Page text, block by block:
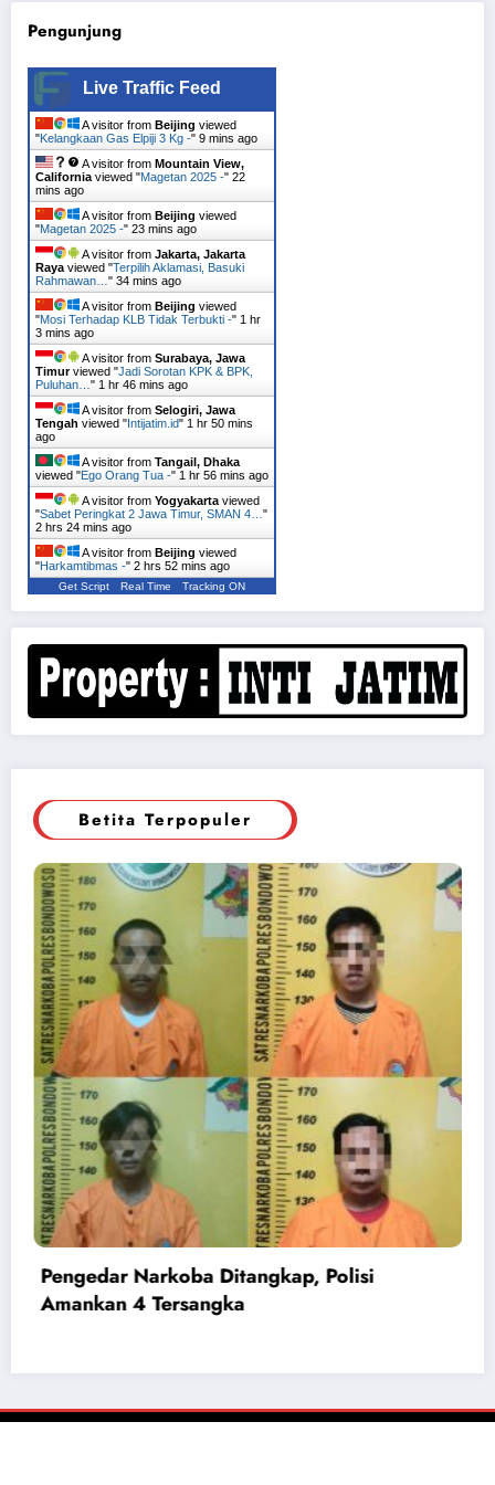
Pengunjung
Live Traffic Feed
A visitor from Beijing viewed
"Kelangkaan Gas Elpiji 3 Kg -" 9 mins ago
A visitor from Mountain View,
Californiaviewed "Magetan 2025 -" 22
mins ago
A visitor from Beijing viewed
"Magetan 2025 -" 23 mins ago
A visitor from Jakarta, Jakarta
Rayaviewed "Terpilih Aklamasi, Basuki
Rahmawan…" 34 mins ago
A visitor from Beijing viewed
"Mosi Terhadap KLB Tidak Terbukti -" 1 hr
3 mins ago
A visitor from Surabaya, Jawa
Timurviewed "Jadi Sorotan KPK & BPK,
Puluhan…" 1 hr 46 mins ago
A visitor from Selogiri, Jawa
Tengah viewed " Intijatim.id" 1 hr 50 mins
ago
A visitor from Tangail, Dhaka
viewed "Ego Orang Tua -" 1 hr 56 mins ago
A visitor from Yogyakartaviewed
"Sabet Peringkat 2 Jawa Timur, SMAN 4…"
2 hrs 24 mins ago
A visitor from Beijing viewed
"Harkamtibmas -" 2 hrs 52 mins ago
Get Script Real Time Tracking ON
Betita Terpopuler
Pengedar Narkoba Ditangkap, Polisi
Amankan 4 Tersangka